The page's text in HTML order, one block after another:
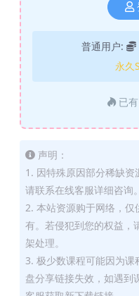
普通用户:
永久
已有
声明：
1. 因特殊原因部分稀缺
请联系在线客服详细咨询。
2. 本站资源购于网络，
有。若侵犯到您的权益，
架处理。
3. 极少数课程可能因为
盘分享链接失效，如遇到